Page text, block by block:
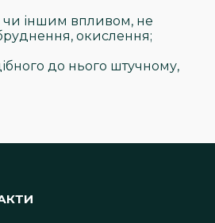
чи іншим впливом, не
окислення;
до нього штучному,